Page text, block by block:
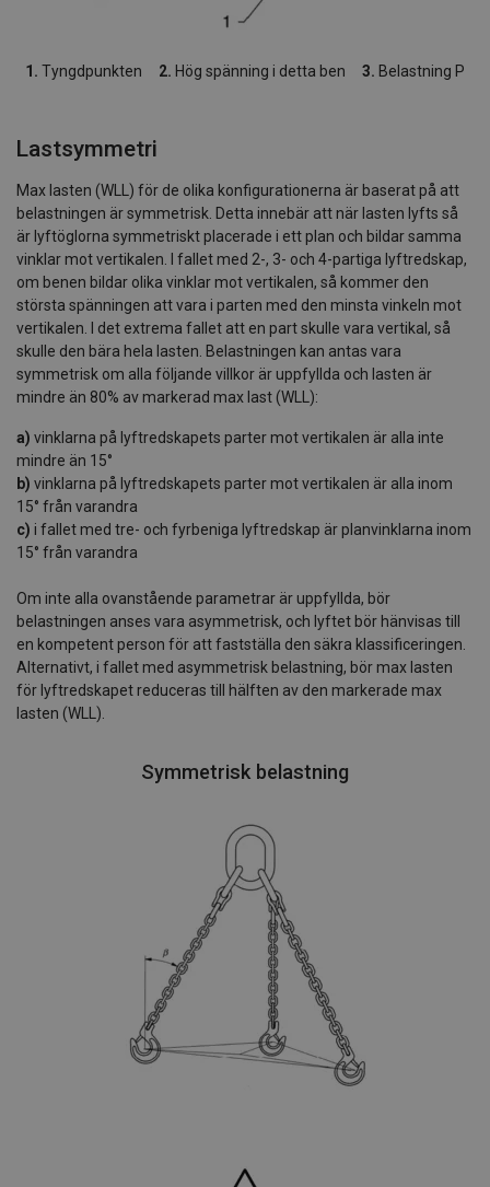
1. Tyngdpunkten 2. Hög spänning i detta ben 3. Belastning P
Lastsymmetri
Max lasten (WLL) för de olika konfigurationerna är baserat på att
belastningen är symmetrisk. Detta innebär att när lasten lyfts så
är lyftöglorna symmetriskt placerade i ett plan och bildar samma
vinklar mot vertikalen. I fallet med 2-, 3- och 4-partiga lyftredskap,
om benen bildar olika vinklar mot vertikalen, så kommer den
största spänningen att vara i parten med den minsta vinkeln mot
vertikalen. I det extrema fallet att en part skulle vara vertikal, så
skulle den bära hela lasten. Belastningen kan antas vara
symmetrisk om alla följande villkor är uppfyllda och lasten är
mindre än 80% av markerad max last (WLL):
a) vinklarna på lyftredskapets parter mot vertikalen är alla inte
mindre än 15°
b) vinklarna på lyftredskapets parter mot vertikalen är alla inom
15° från varandra
c) i fallet med tre- och fyrbeniga lyftredskap är planvinklarna inom
15° från varandra
Om inte alla ovanstående parametrar är uppfyllda, bör
belastningen anses vara asymmetrisk, och lyftet bör hänvisas till
en kompetent person för att fastställa den säkra klassificeringen.
Alternativt, i fallet med asymmetrisk belastning, bör max lasten
för lyftredskapet reduceras till hälften av den markerade max
lasten (WLL).
Symmetrisk belastning